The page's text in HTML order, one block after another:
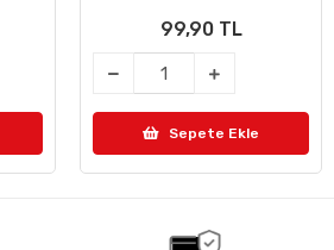
99,90 TL
Sepete Ekle